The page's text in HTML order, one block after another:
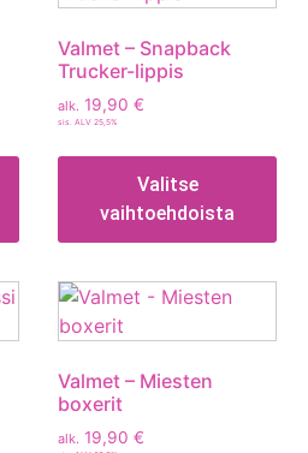
Valmet – Snapback
Trucker-lippis
alk. 19,90 €
sis. ALV 25,5%
Valitse
vaihtoehdoista
Valmet – Miesten
boxerit
alk. 19,90 €